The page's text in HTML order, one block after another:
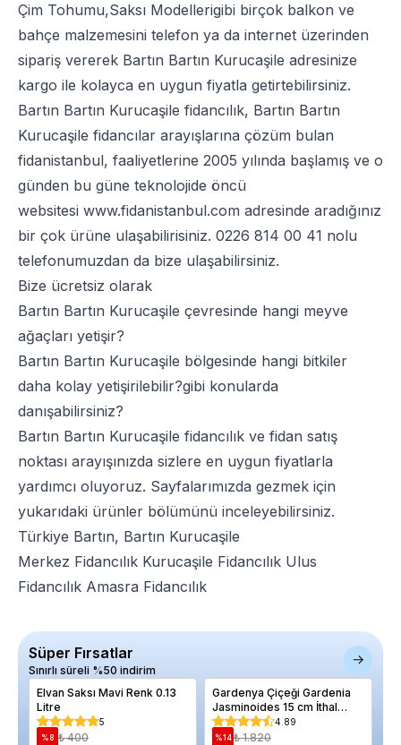
Çim Tohumu,Saksı Modellerigibi birçok balkon ve
bahçe malzemesini telefon ya da internet üzerinden
sipariş vererek Bartın Bartın Kurucaşile adresinize
kargo ile kolayca en uygun fiyatla getirtebilirsiniz.
Bartın Bartın Kurucaşile fidancılık, Bartın Bartın
Kurucaşile fidancılar arayışlarına çözüm bulan
fidanistanbul, faaliyetlerine 2005 yılında başlamış ve o
günden bu güne teknolojide öncü
websitesi www.fidanistanbul.com adresinde aradığınız
bir çok ürüne ulaşabilirisiniz. 0226 814 00 41 nolu
telefonumuzdan da bize ulaşabilirsiniz.
Bize ücretsiz olarak
Bartın Bartın Kurucaşile çevresinde hangi meyve
ağaçları yetişir?
Bartın Bartın Kurucaşile bölgesinde hangi bitkiler
daha kolay yetişirilebilir?gibi konularda
danışabilirsiniz?
Bartın Bartın Kurucaşile fidancılık ve fidan satış
noktası arayışınızda sizlere en uygun fiyatlarla
yardımcı oluyoruz. Sayfalarımızda gezmek için
yukarıdaki ürünler bölümünü inceleyebilirsiniz.
Türkiye Bartın, Bartın Kurucaşile
Merkez Fidancılık Kurucaşile Fidancılık Ulus
Fidancılık Amasra Fidancılık
Süper Fırsatlar
Sınırlı süreli %50 indirim
Elvan Saksı Mavi Renk 0.13
Litre
5
% 8 ₺ 400
Gardenya Çiçeği Gardenia
Jasminoides 15 cm İthal
Saksıda
4.89
%14 ₺ 1.820